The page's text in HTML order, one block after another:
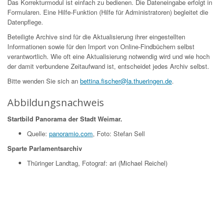
Das Korrekturmodul ist einfach zu bedienen. Die Dateneingabe erfolgt in
Formularen. Eine Hilfe-Funktion (Hilfe für Administratoren) begleitet die
Datenpflege.
Beteiligte Archive sind für die Aktualisierung ihrer eingestellten
Informationen sowie für den Import von Online-Findbüchern selbst
verantwortlich. Wie oft eine Aktualisierung notwendig wird und wie hoch
der damit verbundene Zeitaufwand ist, entscheidet jedes Archiv selbst.
Bitte wenden Sie sich an bettina.fischer@la.thueringen.de.
Abbildungsnachweis
Startbild Panorama der Stadt Weimar.
Quelle: panoramio.com, Foto: Stefan Sell
Sparte Parlamentsarchiv
Thüringer Landtag, Fotograf: ari (Michael Reichel)